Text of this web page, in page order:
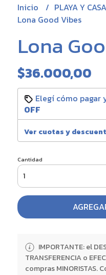
Inicio PLAYA Y CASA
Lona Good Vibes
Lona
$36.000,00
Elegí cómo pagar
OFF
Ver cuotas y
Cantidad
IMPORTANTE: el
TRANSFERENCIA o
compras MINORISTAS.